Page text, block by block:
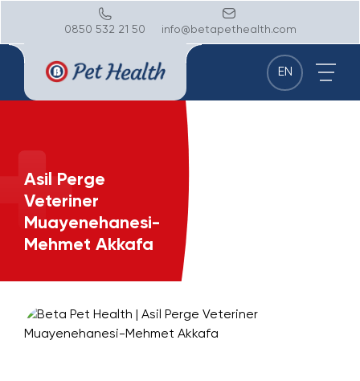
0850 532 21 50 info@betapethealth.com
EN
Asil Perge
Veteriner
Muayenehanesi-
Mehmet Akkafa